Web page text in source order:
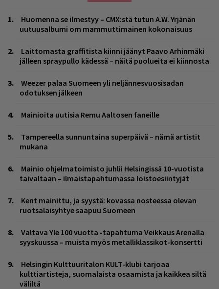
Huomenna se ilmestyy – CMX:stä tutun A.W. Yrjänän
uutuusalbumi om mammuttimainen kokonaisuus
Laittomasta graffitista kiinni jäänyt Paavo Arhinmäki
jälleen spraypullo kädessä – näitä puolueita ei kiinnosta
Weezer palaa Suomeen yli neljännesvuosisadan
odotuksen jälkeen
Mainioita uutisia Remu Aaltosen faneille
Tampereella sunnuntaina superpäivä – nämä artistit
mukana
Mainio ohjelmatoimisto juhlii Helsingissä 10-vuotista
taivaltaan – ilmaistapahtumassa loistoesiintyjät
Kent mainittu, ja syystä: kovassa nosteessa olevan
ruotsalaisyhtye saapuu Suomeen
Valtava Yle 100 vuotta -tapahtuma Veikkaus Arenalla
syyskuussa – muista myös metalliklassikot-konsertti
Helsingin Kulttuuritalon KULT-klubi tarjoaa
kulttiartisteja, suomalaista osaamista ja kaikkea siltä
väliltä